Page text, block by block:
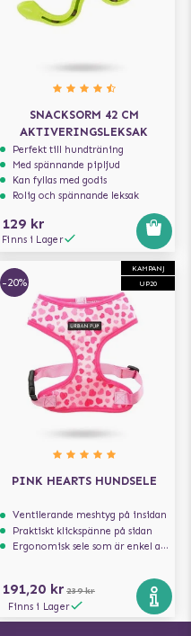
SNACKSORM 42 CM
AKTIVERINGSLEKSAK
Perfekt till hundträning
Med spännande pipljud
Kan fyllas med godis
Rolig och spännande leksak
129 kr
Finns i Lager
KAMPANJ
UP20
-20%
PINK HEARTS HUNDSELE
Ventilerande meshtyg på insidan
Praktiskt klickspänne på sidan
Ergonomisk sele som är enkel att ta på och av
191,20 kr 239 kr
Finns i Lager